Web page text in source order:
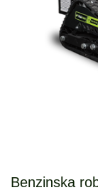
Benzinska